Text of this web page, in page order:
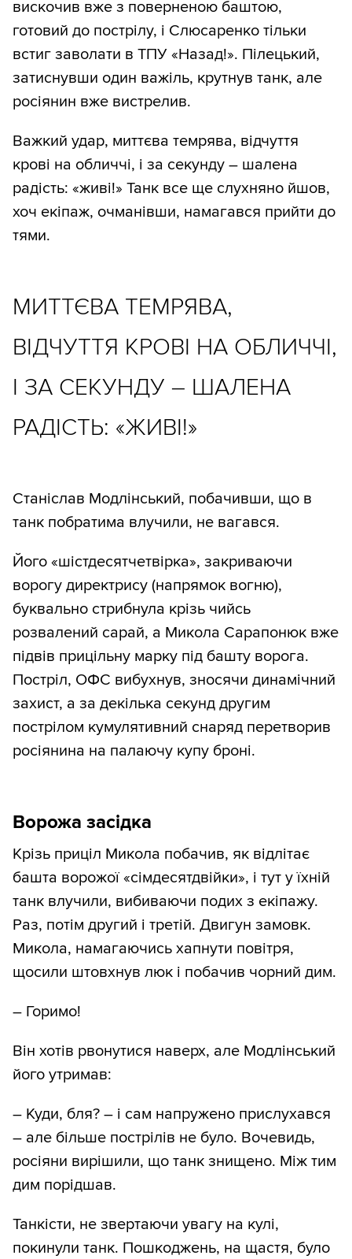
вискочив вже з поверненою баштою,
готовий до пострілу, і Слюсаренко тільки
встиг заволати в ТПУ «Назад!». Пілецький,
затиснувши один важіль, крутнув танк, але
росіянин вже вистрелив.
Важкий удар, миттєва темрява, відчуття
крові на обличчі, і за секунду – шалена
радість: «живі!» Танк все ще слухняно йшов,
хоч екіпаж, очманівши, намагався прийти до
тями.
МИТТЄВА ТЕМРЯВА,
ВІДЧУТТЯ КРОВІ НА ОБЛИЧЧІ,
І ЗА СЕКУНДУ – ШАЛЕНА
РАДІСТЬ: «ЖИВІ!»
Станіслав Модлінський, побачивши, що в
танк побратима влучили, не вагався.
Його «шістдесятчетвірка», закриваючи
ворогу директрису (напрямок вогню),
буквально стрибнула крізь чийсь
розвалений сарай, а Микола Сарапонюк вже
підвів прицільну марку під башту ворога.
Постріл, ОФС вибухнув, зносячи динамічний
захист, а за декілька секунд другим
пострілом кумулятивний снаряд перетворив
росіянина на палаючу купу броні.
Ворожа засідка
Крізь приціл Микола побачив, як відлітає
башта ворожої «сімдесятдвійки», і тут у їхній
танк влучили, вибиваючи подих з екіпажу.
Раз, потім другий і третій. Двигун замовк.
Микола, намагаючись хапнути повітря,
щосили штовхнув люк і побачив чорний дим.
– Горимо!
Він хотів рвонутися наверх, але Модлінський
його утримав:
– Куди, бля? – і сам напружено прислухався
– але більше пострілів не було. Вочевидь,
росіяни вирішили, що танк знищено. Між тим
дим порідшав.
Танкісти, не звертаючи увагу на кулі,
покинули танк. Пошкоджень, на щастя, було